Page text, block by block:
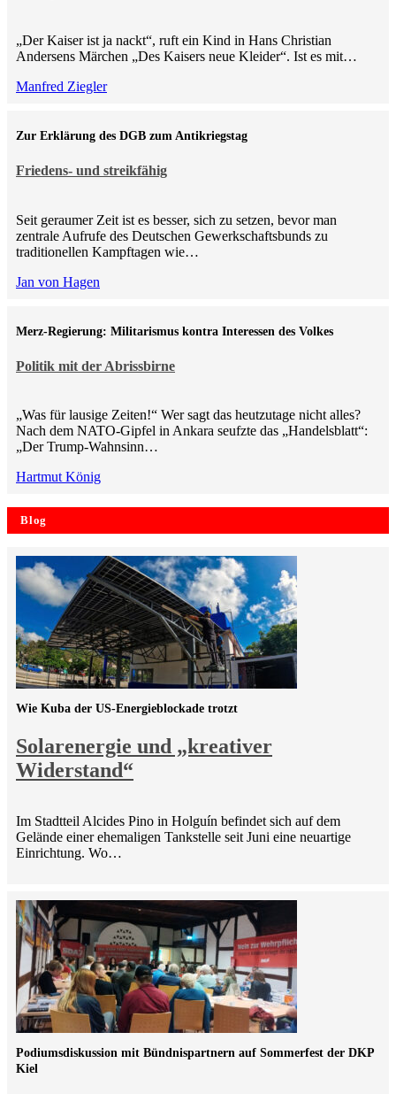
„Der Kaiser ist ja nackt“, ruft ein Kind in Hans Christian
Andersens Märchen „Des Kaisers neue Kleider“. Ist es mit…
Manfred Ziegler
Friedens- und streikfähig
Zur Erklärung des DGB zum Antikriegstag
Seit geraumer Zeit ist es besser, sich zu setzen, bevor man
zentrale Aufrufe des Deutschen Gewerkschaftsbunds zu
traditionellen Kampftagen wie…
Jan von Hagen
Politik mit der Abrissbirne
Merz-Regierung: Militarismus kontra Inte­ressen des Volkes
„Was für lausige Zeiten!“ Wer sagt das heutzutage nicht alles?
Nach dem NATO-Gipfel in Ankara seufzte das „Handelsblatt“:
„Der Trump-Wahnsinn…
Hartmut König
Blog
Solarenergie und „kreativer
Widerstand“
Wie Kuba der US-Energieblockade trotzt
Im Stadtteil Alcides Pino in Holguín befindet sich auf dem
Gelände einer ehemaligen Tankstelle seit Juni eine neuartige
Einrichtung. Wo…
Podiumsdiskussion mit Bündnispartnern auf Sommerfest der DKP
Kiel